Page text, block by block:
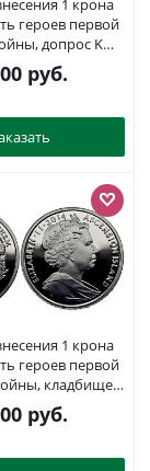
1 крона
героев первой
допрос KM
PROOF 1071-3-42
руб.
1 крона
героев первой
кладбище
PROOF 1071-
1-62руб.